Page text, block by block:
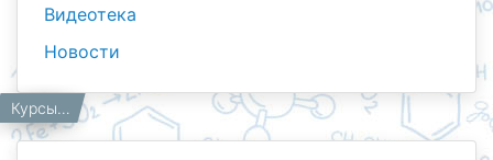
Видеотека
Новости
Главная
Работникам
Новости Курсы профессионального обучения для молодёжи.